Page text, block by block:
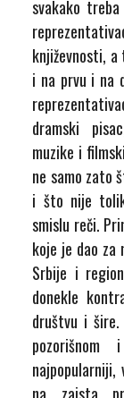
svakako
književnosti,
i na prvu i na
dramski
muzike i
ne samo zato
i što nije
smislu reči.
koje je dao za
Srbije i
donekle
društvu i
na zaista